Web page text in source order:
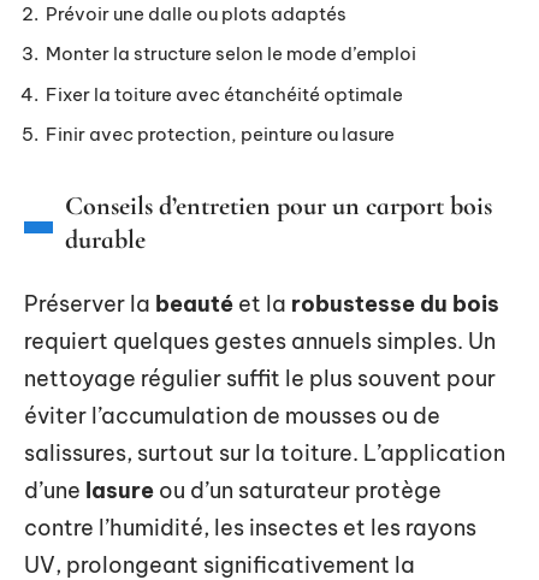
Prévoir une dalle ou plots adaptés
Monter la structure selon le mode d’emploi
Fixer la toiture avec étanchéité optimale
Finir avec protection, peinture ou lasure
Conseils d’entretien pour un carport bois
durable
Préserver la beauté et la robustesse du bois
requiert quelques gestes annuels simples. Un
nettoyage régulier suffit le plus souvent pour
éviter l’accumulation de mousses ou de
salissures, surtout sur la toiture. L’application
d’une lasure ou d’un saturateur protège
contre l’humidité, les insectes et les rayons
UV, prolongeant significativement la